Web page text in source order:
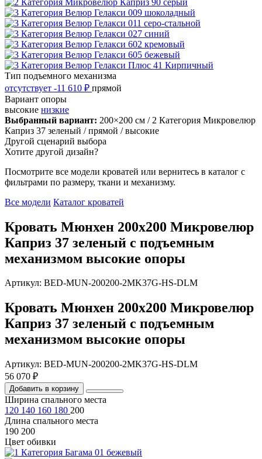
Тип подъемного механизма
отсутствует -11 610 ₽ прямой
Вариант опоры
высокие низкие
Выбранный вариант: 200×200 см / 2 Категория Микровелюр
Каприз 37 зеленый / прямой / высокие
Другой сценарий выбора
Хотите другой дизайн?
Посмотрите все модели кроватей или вернитесь в каталог с
фильтрами по размеру, ткани и механизму.
Все модели Каталог кроватей
Кровать Мюнхен 200х200 Микровелюр
Каприз 37 зеленый с подъемным
механизмом высокие опоры
Артикул: BED-MUN-200200-2MK37G-HS-DLM
Кровать Мюнхен 200х200 Микровелюр
Каприз 37 зеленый с подъемным
механизмом высокие опоры
Артикул: BED-MUN-200200-2MK37G-HS-DLM
56 070 ₽
Добавить в корзину
Ширина спального места
120 140 160 180 200
Длина спального места
190 200
Цвет обивки